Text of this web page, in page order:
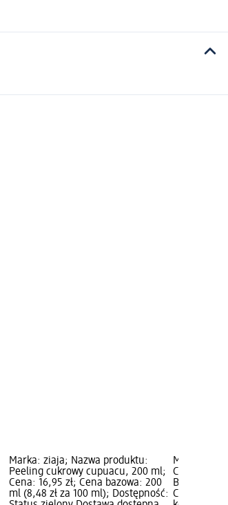
Marka: ziaja; Nazwa produktu:
Peeling cukrowy cupuacu, 200 ml;
Cena: 16,95 zł; Cena bazowa: 200
ml (8,48 zł za 100 ml); Dostępność:
Marka:
Cukrowy
BUTTER,
Cena